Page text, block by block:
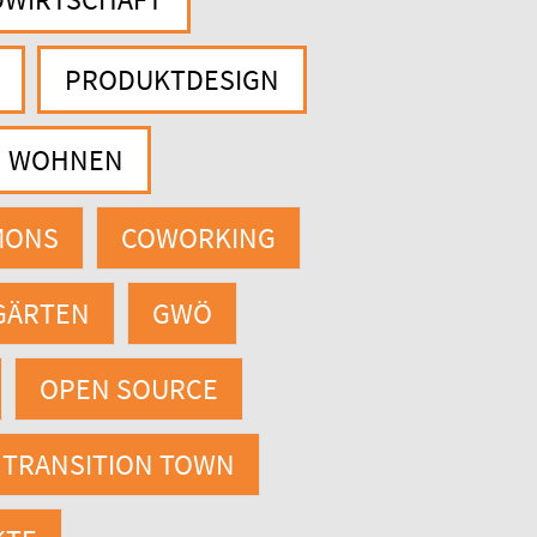
PRODUKTDESIGN
WOHNEN
COWORKING
GWÖ
OPEN SOURCE
TRANSITION TOWN